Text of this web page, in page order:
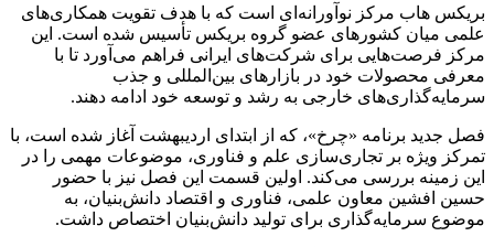
بریکس هاب مرکز نوآورانه‌ای است که با هدف تقویت همکاری‌های
علمی میان کشورهای عضو گروه بریکس تأسیس شده است. این
مرکز فرصت‌هایی برای شرکت‌های ایرانی فراهم می‌آورد تا با
معرفی محصولات خود در بازارهای بین‌المللی و جذب
سرمایه‌گذاری‌های خارجی به رشد و توسعه خود ادامه دهند.
فصل جدید برنامه «چرخ»، که از ابتدای اردیبهشت‌ آغاز شده است، با
تمرکز ویژه بر تجاری‌سازی علم و فناوری، موضوعات مهمی را در
این زمینه بررسی می‌کند. اولین قسمت این فصل نیز با حضور
حسین افشین معاون علمی، فناوری و اقتصاد دانش‌بنیان، به
موضوع سرمایه‌گذاری برای تولید دانش‌بنیان اختصاص داشت.